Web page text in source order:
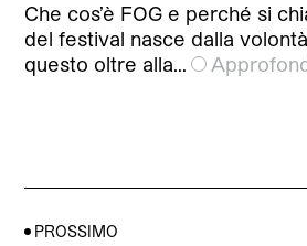
Che cos’è FOG e perché si
del festival nasce dalla
questo oltre alla…
PROSSIMO